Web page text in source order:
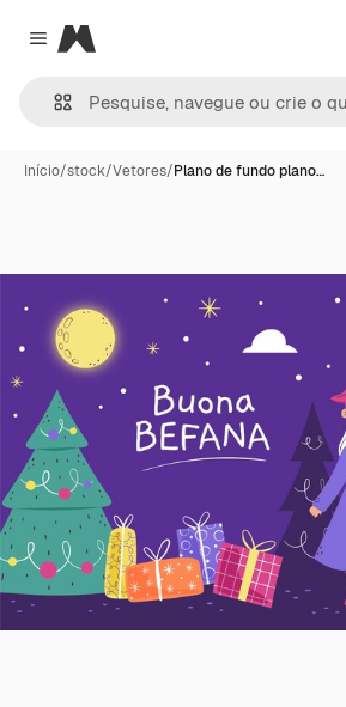
Close menu
Magnific
Início/stock/Vetores/Plano de fundo plano…